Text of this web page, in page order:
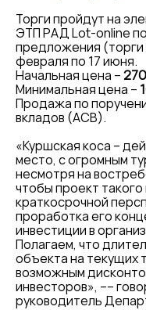
Торги пройдут на
ЭТП РАД Lot-online
предложения (торги
февраля по 17 июня.
Начальная цена –
Минимальная цена –
Продажа по
вкладов (АСВ).
«Куршская коса –
место, с огромным
несмотря на
чтобы проект
краткосрочной
проработка его
инвестиции в
Полагаем, что
объекта на текущих
возможным
инвесторов», ––
руководитель